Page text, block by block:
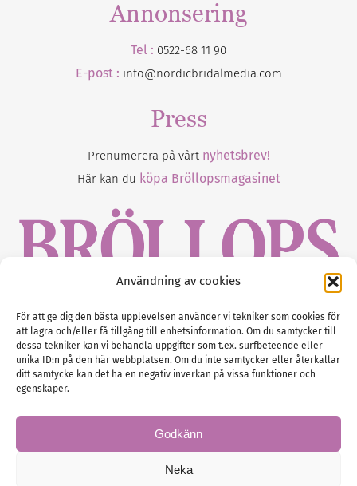
Användning av cookies
För att ge dig den bästa upplevelsen använder vi tekniker som cookies för
att lagra och/eller få tillgång till enhetsinformation. Om du samtycker till
dessa tekniker kan vi behandla uppgifter som t.ex. surfbeteende eller
unika ID:n på den här webbplatsen. Om du inte samtycker eller återkallar
ditt samtycke kan det ha en negativ inverkan på vissa funktioner och
egenskaper.
Godkänn
Neka
Annonsering
Tel : 0522-68 11 90
E-post : info@nordicbridalmedia.com
Press
Prenumerera på vårt nyhetsbrev!
Här kan du köpa Bröllopsmagasinet
Gustaf Mattssons väg 2, 451 50 Uddevalla
Tel :0522-68 11 90
E-post:info@nordicbridalmedia.com